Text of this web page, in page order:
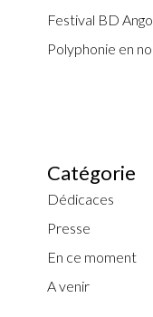
Festival BD
Polyphonie en
Catégorie
Dédicaces
Presse
En ce moment
Avenir